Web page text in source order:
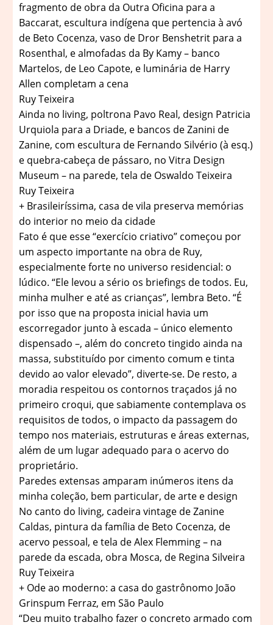
fragmento de obra da Outra Oficina para a
Baccarat, escultura indígena que pertencia à avó
de Beto Cocenza, vaso de Dror Benshetrit para a
Rosenthal, e almofadas da By Kamy – banco
Martelos, de Leo Capote, e luminária de Harry
Allen completam a cena
Ruy Teixeira
Ainda no living, poltrona Pavo Real, design Patricia
Urquiola para a Driade, e bancos de Zanini de
Zanine, com escultura de Fernando Silvério (à esq.)
e quebra-cabeça de pássaro, no Vitra Design
Museum – na parede, tela de Oswaldo Teixeira
Ruy Teixeira
+ Brasileiríssima, casa de vila preserva memórias
do interior no meio da cidade
Fato é que esse “exercício criativo” começou por
um aspecto importante na obra de Ruy,
especialmente forte no universo residencial: o
lúdico. “Ele levou a sério os briefings de todos. Eu,
minha mulher e até as crianças”, lembra Beto. “É
por isso que na proposta inicial havia um
escorregador junto à escada – único elemento
dispensado –, além do concreto tingido ainda na
massa, substituído por cimento comum e tinta
devido ao valor elevado”, diverte-se. De resto, a
moradia respeitou os contornos traçados já no
primeiro croqui, que sabiamente contemplava os
requisitos de todos, o impacto da passagem do
tempo nos materiais, estruturas e áreas externas,
além de um lugar adequado para o acervo do
proprietário.
Paredes extensas amparam inúmeros itens da
minha coleção, bem particular, de arte e design
No canto do living, cadeira vintage de Zanine
Caldas, pintura da família de Beto Cocenza, de
acervo pessoal, e tela de Alex Flemming – na
parede da escada, obra Mosca, de Regina Silveira
Ruy Teixeira
+ Ode ao moderno: a casa do gastrônomo João
Grinspum Ferraz, em São Paulo
“Deu muito trabalho fazer o concreto armado com